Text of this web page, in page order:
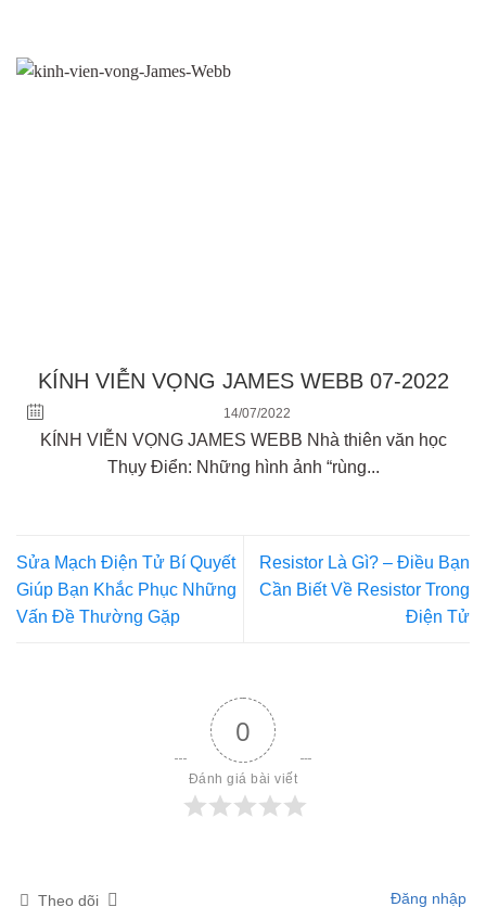
KÍNH VIỄN VỌNG JAMES WEBB 07-2022
14/07/2022
KÍNH VIỄN VỌNG JAMES WEBB Nhà thiên văn học
Thụy Điển: Những hình ảnh “rùng...
Sửa Mạch Điện Tử Bí Quyết
Giúp Bạn Khắc Phục Những
Vấn Đề Thường Gặp
Resistor Là Gì? – Điều Bạn
Cần Biết Về Resistor Trong
Điện Tử
0
Đánh giá bài viết
Theo dõi Đăng nhập